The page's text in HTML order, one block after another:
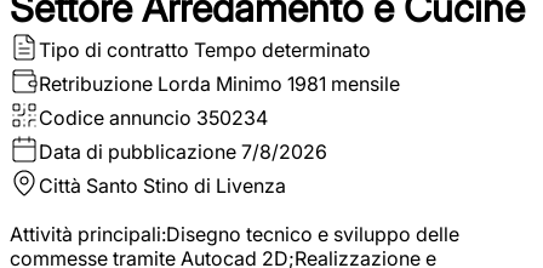
Tipo di contratto Tempo determinato
Retribuzione Lorda Minimo 1981 mensile
Codice annuncio 350234
Data di pubblicazione 7/8/2026
Città Santo Stino di Livenza
Attività principali:Disegno tecnico e sviluppo delle
commesse tramite Autocad 2D;Realizzazione e